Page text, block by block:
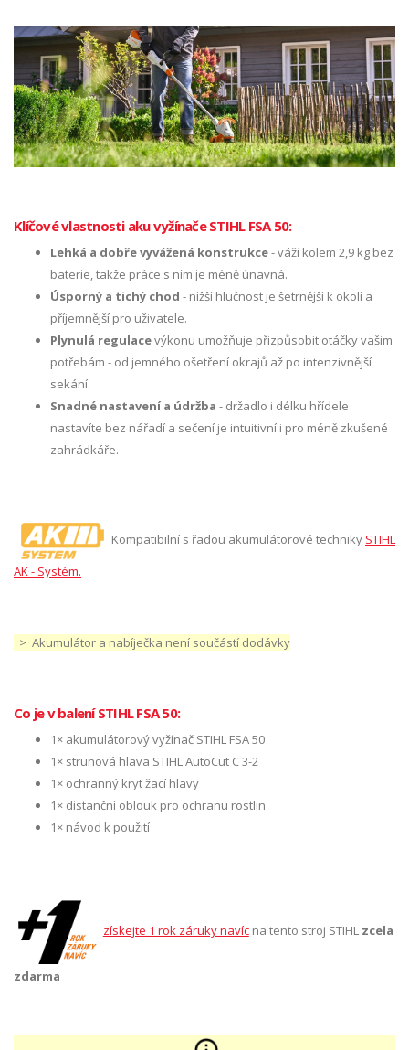
Klíčové vlastnosti aku vyžínače STIHL FSA 50:
Lehká a dobře vyvážená konstrukce- váží kolem 2,9 kg bez
baterie, takže práce s ním je méně únavná.
Úsporný a tichý chod - nižší hlučnost je šetrnější k okolí a
příjemnější pro uživatele.
Plynulá regulacevýkonu umožňuje přizpůsobit otáčky vašim
potřebám - od jemného ošetření okrajů až po intenzivnější
sekání.
Snadné nastavení a údržba - držadlo i délku hřídele
nastavíte bez nářadí a sečení je intuitivní i pro méně zkušené
zahrádkáře.
Kompatibilní s řadou akumulátorové techniky STIHL
AK - Systém.
> Akumulátor a nabíječka není součástí dodávky
Co je v balení STIHL FSA 50:
1× akumulátorový vyžínač STIHL FSA 50
1× strunová hlava STIHL AutoCut C 3-2
1× ochranný kryt žací hlavy
1× distanční oblouk pro ochranu rostlin
1× návod k použití
získejte 1 rok záruky navícna tento stroj STIHL zcela
zdarma